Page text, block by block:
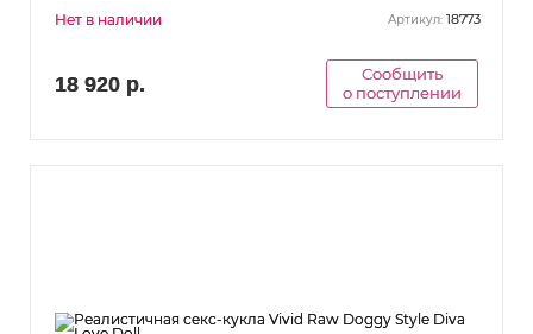
Нет в наличии Артикул: 18773
18 920 р.
Сообщить
о поступлении